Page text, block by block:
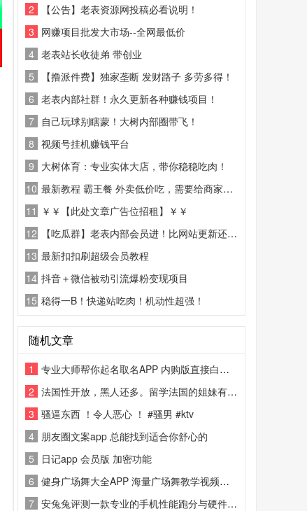
2
【公告】老表资源网投稿必看说明！
3 网赚项目批发大市场--全网最低价
4 老表站长收徒弟 带创业
5
【撸派件费】独家垄断 发财路子 多劳多得！
6 老表内部社群！永久更新各种赚钱项目！
7 自己玩球别瞎蒙！大树内部圈带飞！
8 视频号挂机赚钱平台
9 大树体育：专业实体大店，带你稳稳吃肉！
10 最新教程 霸王餐 外卖低价吃，需要给商家好评
11 ￥￥【此处文章广告位招租】￥￥
12
【吃瓜群】老表内部会员进！比网站更新还精彩！
13 最新扣扣刷超级会员教程
14 抖音＋微信被动引流爆粉变现项目
15 稳得一B！快递站吃肉！机动性超强！
随机文章
1
专业大师帮你起名取名APP 内购版直接白嫖98元
2 法国性开放，黑人还多。留学法国的姐妹有福了
3 骚逼东西 ！令人恶心 ！ #骚男 #ktv
4 朋友圈文案app 总能找到适合你舒心的
5
日记app 会员版 加密功能
6 健身广场舞大全APP 海量广场舞教学视频、慢动作分解、背面跟跳、按难度/舞种筛选、每日更新热门内容
7 安兔兔评测一款专业的手机性能跑分与硬件检测工具。其核心功能是通过一系列标准化测试（包括CPU、GPU、MEM、UX等）